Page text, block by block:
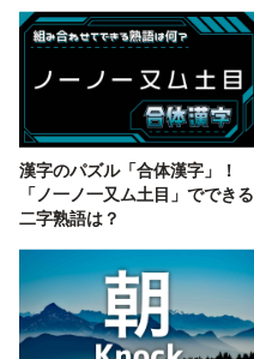
漢字のパズル「合体漢字」！
「ノ一ノ一又ム土目」でできる
二字熟語は？